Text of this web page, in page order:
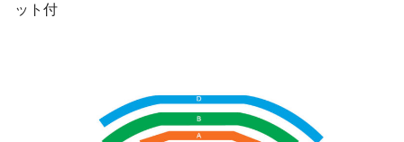
ット付